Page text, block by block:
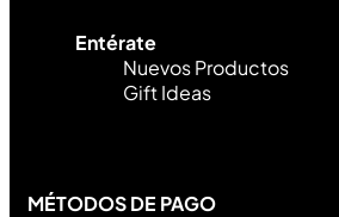
Entérate
Nuevos Productos
Gift Ideas
MÉTODOS DE PAGO